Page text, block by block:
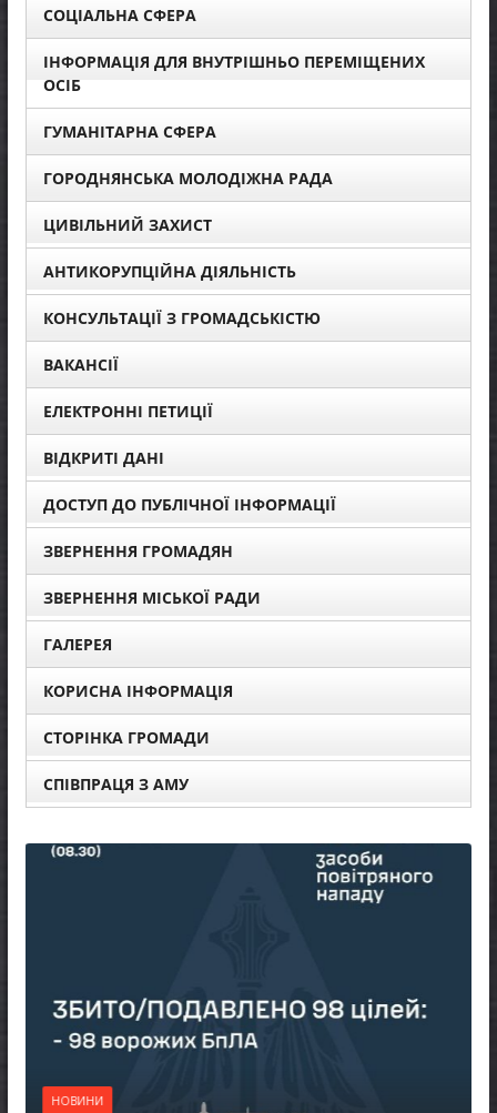
СОЦІАЛЬНА СФЕРА
ІНФОРМАЦІЯ ДЛЯ ВНУТРІШНЬО ПЕРЕМІЩЕНИХ
ОСІБ
ГУМАНІТАРНА СФЕРА
ГОРОДНЯНСЬКА МОЛОДІЖНА РАДА
ЦИВІЛЬНИЙ ЗАХИСТ
АНТИКОРУПЦІЙНА ДІЯЛЬНІСТЬ
КОНСУЛЬТАЦІЇ З ГРОМАДСЬКІСТЮ
ВАКАНСІЇ
ЕЛЕКТРОННІ ПЕТИЦІЇ
ВІДКРИТІ ДАНІ
ДОСТУП ДО ПУБЛІЧНОЇ ІНФОРМАЦІЇ
ЗВЕРНЕННЯ ГРОМАДЯН
ЗВЕРНЕННЯ МІСЬКОЇ РАДИ
ГАЛЕРЕЯ
КОРИСНА ІНФОРМАЦІЯ
СТОРІНКА ГРОМАДИ
СПІВПРАЦЯ З АМУ
НОВИНИ